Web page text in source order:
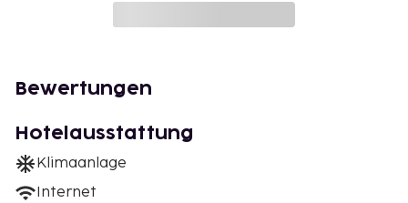
Bewertungen
Hotelausstattung
Klimaanlage
Internet